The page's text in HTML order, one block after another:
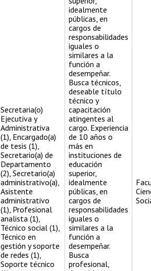
Secretaria(o)
Ejecutiva y
Administrativa
(1), Encargado(a)
de tesis (1),
Secretario(a) de
Departamento
(2), Secretario(a)
administrativo(a),
Asistente
administrativo
(1), Profesional
analista (1),
Técnico social (1),
Técnico en
gestión y soporte
de redes (1),
Soporte técnico
idealmente
públicas, en
cargos de
responsabilidades
iguales o
similares a la
función a
desempeñar.
Busca técnicos,
deseable título
técnico y
capacitación
atingentes al
cargo. Experiencia
de 10 años o
más en
instituciones de
educación
superior,
idealmente
públicas, en
cargos de
responsabilidades
iguales o
similares a la
función a
desempeñar.
Busca
profesional,